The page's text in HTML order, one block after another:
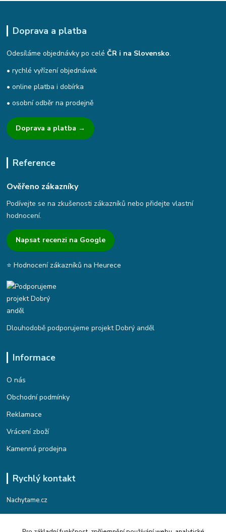
Doprava a platba
Odesíláme objednávky po celéČR i na Slovensko.
• rychlé vyřízení objednávek
• online platba i dobírka
• osobní odběr na prodejně
Doprava a platba →
Reference
Ověřeno zákazníky
Podívejte se na zkušenosti zákazníků nebo přidejte vlastní
hodnocení.
Napsat recenzi na Google
⭐ Hodnocení zákazníků na Heurece
Dlouhodobě podporujeme projekt Dobrý anděl
Informace
O nás
Obchodní podmínky
Reklamace
Vrácení zboží
Kamenná prodejna
Rychlý kontakt
Nachytame.cz
Telefon : +420 774 912 435